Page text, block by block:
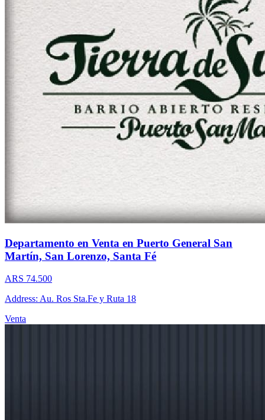
Departamento en Venta en Puerto General San
Martín, San Lorenzo, Santa Fé
ARS 74.500
Address: Au. Ros Sta.Fe y Ruta 18
Venta